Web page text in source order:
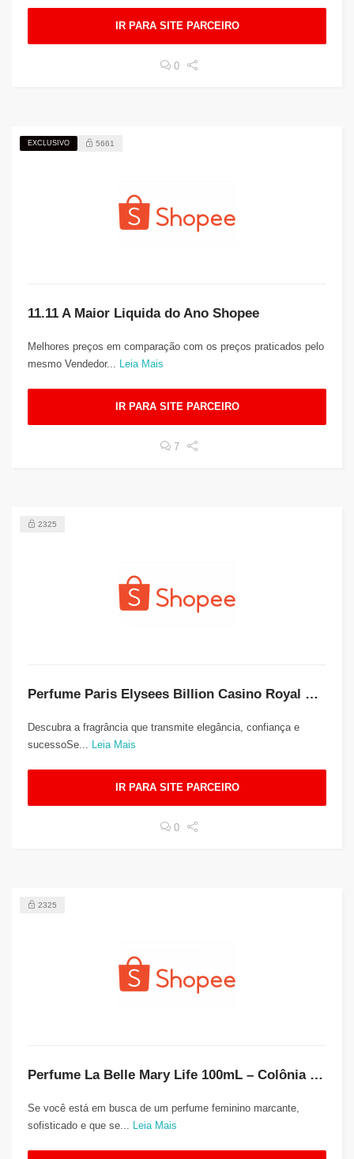
IR PARA SITE PARCEIRO
0
EXCLUSIVO 5661
11.11 A Maior Liquida do Ano Shopee
Melhores preços em comparação com os preços praticados pelo
mesmo Vendedor... Leia Mais
IR PARA SITE PARCEIRO
7
2325
Perfume Paris Elysees Billion Casino Royal EDT 100ml: Sofisticação e Poder em um Frasco
Descubra a fragrância que transmite elegância, confiança e
sucessoSe... Leia Mais
IR PARA SITE PARCEIRO
0
2325
Perfume La Belle Mary Life 100mL – Colônia Feminina com Notas Florais e Longa Duração
Se você está em busca de um perfume feminino marcante,
sofisticado e que se... Leia Mais